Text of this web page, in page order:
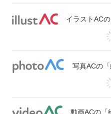
イラストAC
写真ACの
動画ACの「